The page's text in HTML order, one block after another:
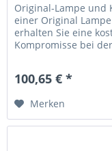
Original-Lampe und
einer Original
erhalten Sie eine
Kompromisse bei
100,65 € *
Merken